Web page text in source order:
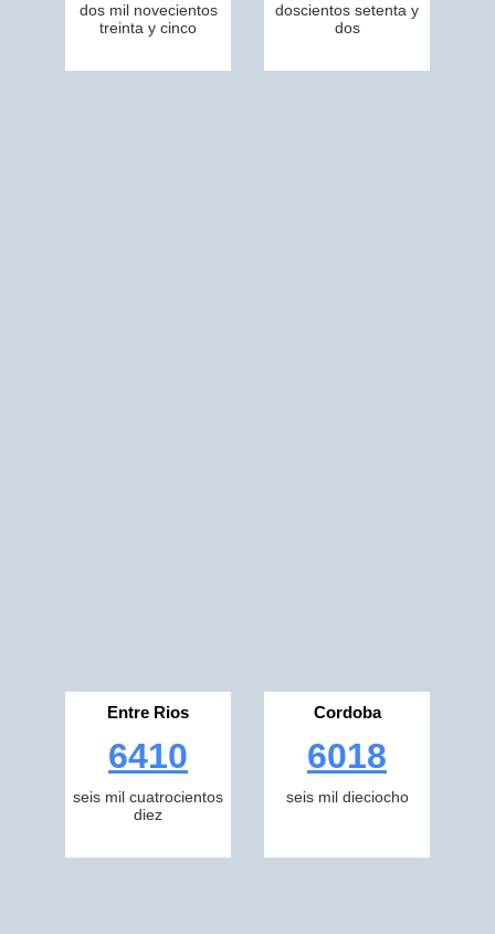
dos mil novecientos
treinta y cinco
doscientos setenta y
dos
Entre Rios
6410
seis mil cuatrocientos
diez
Cordoba
6018
seis mil dieciocho